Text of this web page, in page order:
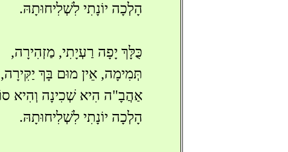
הָלְכָה יוֹנָתִי לִשְׁלִיחוּתָהּ.
כֻּלָּךְ יָפָה רַעְיָתִי, מַזְהִירָה,
תְּמִימָה, אֵין מוּם בָּךְ יַקִּירָה,
אַהֲבָ"ה הִיא שְׁכִינָה וְהִיא
הָלְכָה יוֹנָתִי לִשְׁלִיחוּתָהּ.